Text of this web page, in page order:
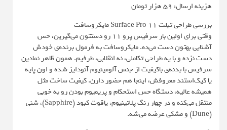
هزینه ارسال: 59 هزار تومان
بررسی طراحی تبلت Surface Pro 11 مایکروسافت
وقتی برای اولین بار سرفیس پرو ۱۱ رو دستتون می‌گیرین، حس
آشنایی بهتون دست می‌ده. مایکروسافت به فرمول برنده‌ی خودش
دست نزده و با یه طراحی تکاملی، نه انقلابی، طرفیم. همون ظاهر نمادین
سرفیس با بدنه‌ی باکیفیت از جنس آلومینیوم آنودایز شده و اون پایه
یا کیک‌استند معروفش، اینجا هم حضور دارن. کیفیت ساخت مثل
همیشه عالیه، دستگاه حس استحکام و پریمیوم بودن رو به خوبی
منتقل می‌کنه و در چهار رنگ پلاتینیوم، یاقوت کبود (Sapphire)، شنی
(Dune) و مشکی عرضه می‌شه.